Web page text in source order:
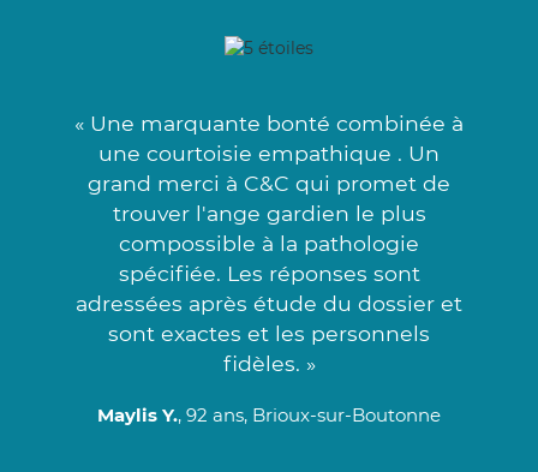
« Une marquante bonté combinée à
une courtoisie empathique . Un
grand merci à C&C qui promet de
trouver l'ange gardien le plus
compossible à la pathologie
spécifiée. Les réponses sont
adressées après étude du dossier et
sont exactes et les personnels
fidèles. »
Maylis Y., 92 ans, Brioux-sur-Boutonne